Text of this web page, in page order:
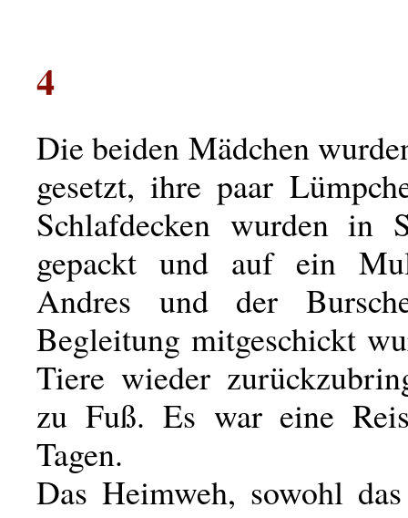
4
Die beiden Mädchen
gesetzt, ihre paar
Schlafdecken wurden in
gepackt und auf ein
Andres und der
Begleitung mitgeschickt
Tiere wieder
zu Fuß. Es war eine
Tagen.
Das Heimweh, sowohl